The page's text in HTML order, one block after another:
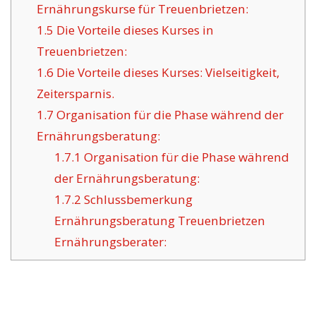
Ernährungskurse für Treuenbrietzen:
1.5 Die Vorteile dieses Kurses in
Treuenbrietzen:
1.6 Die Vorteile dieses Kurses: Vielseitigkeit,
Zeitersparnis.
1.7 Organisation für die Phase während der
Ernährungsberatung:
1.7.1 Organisation für die Phase während
der Ernährungsberatung:
1.7.2 Schlussbemerkung
Ernährungsberatung Treuenbrietzen
Ernährungsberater: